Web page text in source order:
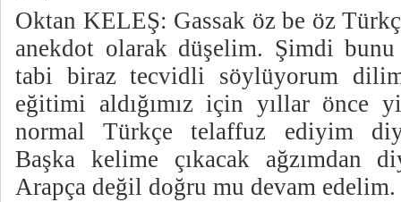
Oktan KELEŞ: Gassak öz be öz
anekdot olarak düşelim. Şimdi bunu
tabi biraz tecvidli söylüyorum
eğitimi aldığımız için yıllar önce
normal Türkçe telaffuz ediyim
Başka kelime çıkacak ağzımdan
Arapça değil doğru mu devam edelim.